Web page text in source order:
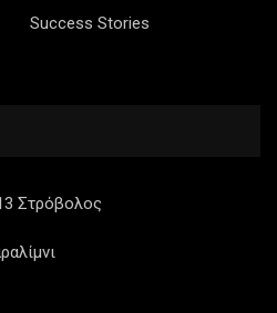
Success Stories
Στρόβολος